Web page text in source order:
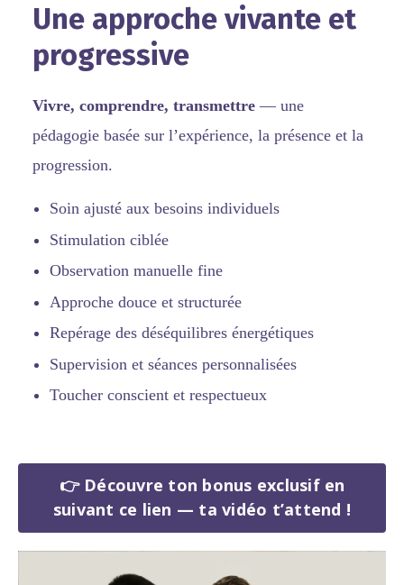
Une approche vivante et
progressive
Vivre, comprendre, transmettre — une
pédagogie basée sur l’expérience, la présence et la
progression.
Soin ajusté aux besoins individuels
Stimulation ciblée
Observation manuelle fine
Approche douce et structurée
Repérage des déséquilibres énergétiques
Supervision et séances personnalisées
Toucher conscient et respectueux
👉 Découvre ton bonus exclusif en
suivant ce lien — ta vidéo t’attend !